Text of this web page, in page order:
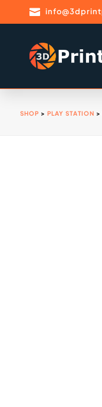

SHOP > PLAY STATION >